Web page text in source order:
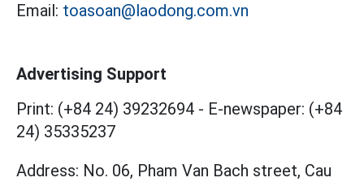
Email: toasoan@laodong.com.vn
Advertising Support
Print: (+84 24) 39232694 - E-newspaper: (+84
24) 35335237
Address: No. 06, Pham Van Bach street, Cau